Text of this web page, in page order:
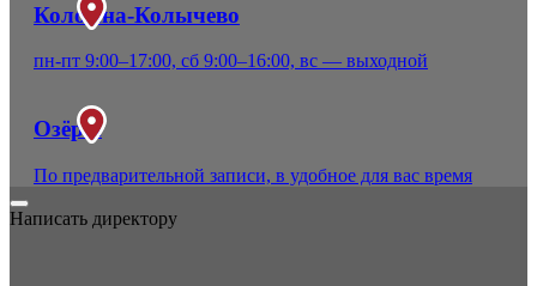
Коломна-Колычево
пн-пт 9:00–17:00, сб 9:00–16:00, вс — выходной
Озёры
По предварительной записи, в удобное для вас время
Написать директору